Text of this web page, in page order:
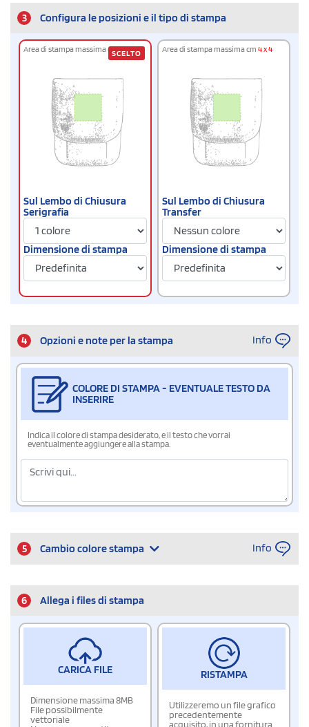
3 Configura le posizioni e il tipo di stampa
Area di stampa massima cm4 x 4
Sul Lembo di Chiusura
Serigrafia
Dimensione di stampa
SCELTO Area di stampa massima cm 4 x 4
Sul Lembo di Chiusura
Transfer
Dimensione di stampa
4 Opzioni e note per la stampa Info
COLORE DI STAMPA - EVENTUALE TESTO DA
INSERIRE
Indica il colore di stampa desiderato, e il testo che vorrai
eventualmente aggiungere alla stampa.
5 Cambio colore stampa Info
6 Allega i files di stampa
CARICA FILE
Dimensione massima 8MB
File possibilmente
vettoriale
RISTAMPA
Utilizzeremo un file grafico
precedentemente
acquisito, in una fornitura